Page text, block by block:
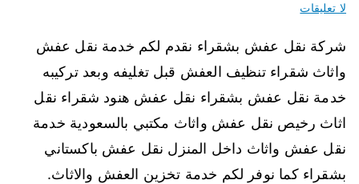
لا تعليقات
شركة نقل عفش بشقراء نقدم لكم خدمة نقل عفش
واثاث شقراء تنظيف العفش قبل تغليفه وبعد تركيبه
خدمة نقل عفش بشقراء نقل عفش هنود شقراء نقل
اثاث رخيص نقل عفش واثاث مكتبي بالسعودية خدمة
نقل عفش واثاث داخل المنزل نقل عفش باكستاني
بشقراء كما نوفر لكم خدمة تخزين العفش والاثاث.